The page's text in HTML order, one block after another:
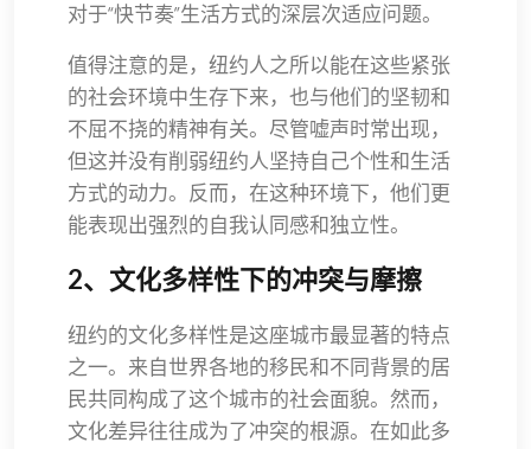
对于“快节奏”生活方式的深层次适应问题。
值得注意的是，纽约人之所以能在这些紧张
的社会环境中生存下来，也与他们的坚韧和
不屈不挠的精神有关。尽管嘘声时常出现，
但这并没有削弱纽约人坚持自己个性和生活
方式的动力。反而，在这种环境下，他们更
能表现出强烈的自我认同感和独立性。
2、文化多样性下的冲突与摩擦
纽约的文化多样性是这座城市最显著的特点
之一。来自世界各地的移民和不同背景的居
民共同构成了这个城市的社会面貌。然而，
文化差异往往成为了冲突的根源。在如此多